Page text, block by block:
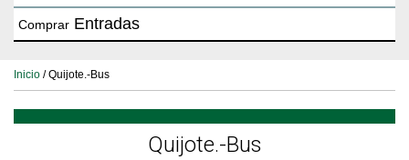
Comprar Entradas
Inicio / Quijote.-Bus
Quijote.-Bus